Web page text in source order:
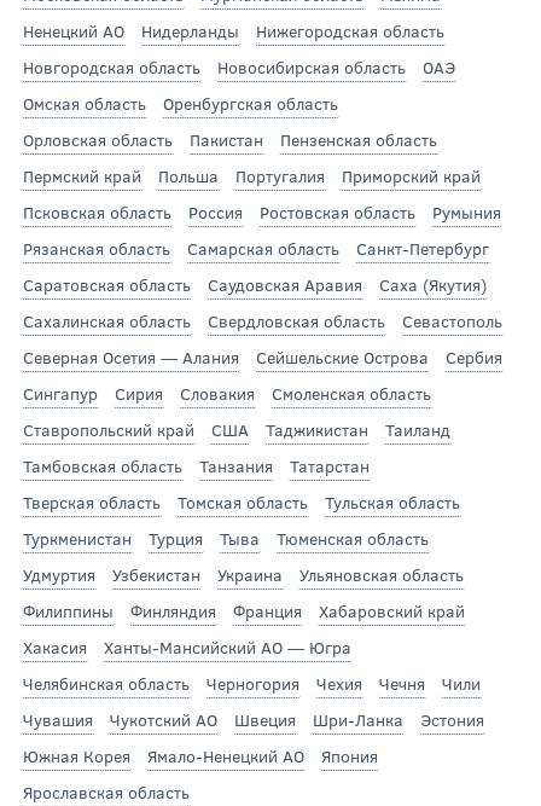
Ненецкий АО
Нидерланды
Нижегородская область
Новгородская область
Новосибирская область
ОАЭ
Омская область
Оренбургская область
Орловская область
Пакистан
Пензенская область
Пермский край
Польша Португалия
Приморский край
Псковская область
Россия Ростовская область
Румыния
Рязанская область
Самарская область
Санкт-Петербург
Саратовская область
Саудовская Аравия
Саха (Якутия)
Сахалинская область
Свердловская область
Севастополь
Северная Осетия — Алания
Сейшельские Острова
Сербия
Сингапур
Сирия Словакия
Смоленская область
Ставропольский край
США Таджикистан
Таиланд
Тамбовская область
Танзания
Татарстан
Тверская область
Томская область
Тульская область
Туркменистан
Турция Тыва
Тюменская область
Удмуртия
Узбекистан Украина
Ульяновская область
Филиппины
Финляндия Франция
Хабаровский край
Хакасия
Ханты-Мансийский АО — Югра
Челябинская область
Черногория Чехия Чечня
Чили
Чувашия
Чукотский АО Швеция Шри-Ланка
Эстония
Южная Корея
Ямало-Ненецкий АО
Япония
Ярославская область